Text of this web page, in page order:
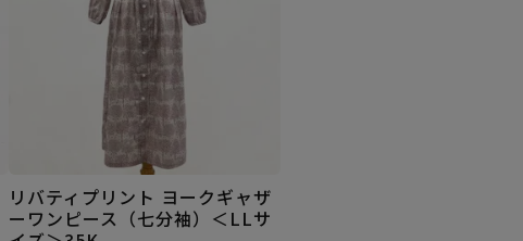
リバティプリント ヨークギャザ
ーワンピース（七分袖）＜LLサ